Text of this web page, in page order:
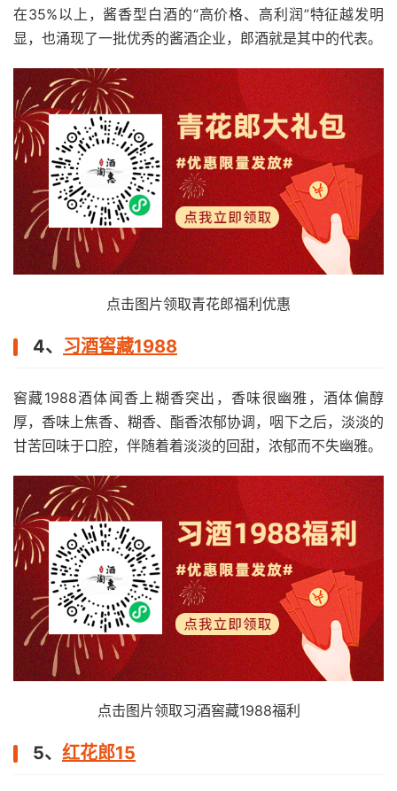
在35%以上，酱香型白酒的“高价格、高利润”特征越发明
显，也涌现了一批优秀的酱酒企业，郎酒就是其中的代表。
点击图片领取青花郎福利优惠
4、 习酒窖藏1988
窖藏1988酒体闻香上糊香突出，香味很幽雅，酒体偏醇
厚，香味上焦香、糊香、酯香浓郁协调，咽下之后，淡淡的
甘苦回味于口腔，伴随着着淡淡的回甜，浓郁而不失幽雅。
点击图片领取习酒窖藏1988福利
5、 红花郎15